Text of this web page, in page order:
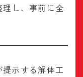
し、事前に全
示する解体工